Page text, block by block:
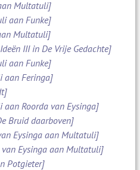
Multatuli]
aan Funke]
Multatuli]
III in De Vrije Gedachte]
aan Funke]
aan Feringa]
Roorda van Eysinga]
Bruid daarboven]
Eysinga aan Multatuli]
Eysinga aan Multatuli]
Potgieter]